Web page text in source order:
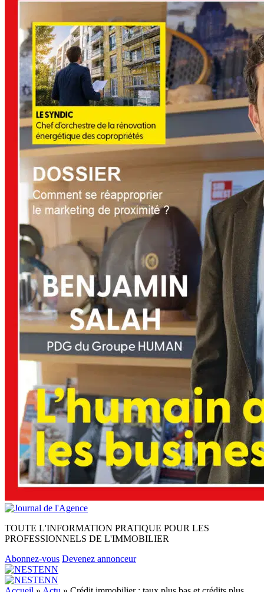
TOUTE L'INFORMATION PRATIQUE POUR LES
PROFESSIONNELS DE L'IMMOBILIER
Abonnez-vous Devenez annonceur